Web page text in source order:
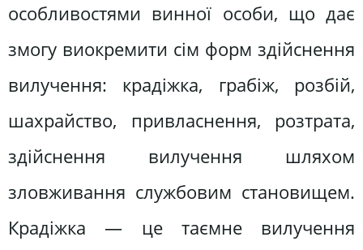
особливостями винної особи, що дає
змогу виокремити сім форм здійснення
вилучення: крадіжка, грабіж, розбій,
шахрайство, привласнення, розтрата,
здійснення вилучення шляхом
зловживання службовим становищем.
Крадіжка — це таємне вилучення